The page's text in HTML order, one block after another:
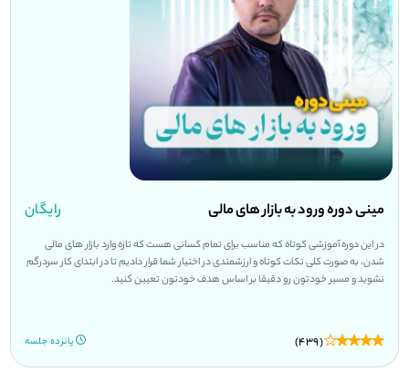
مینی دوره ورود به بازار های مالی رایگان
در این دوره آموزشی کوتاه که مناسب برای تمام کسانی هست که تازه وارد بازار های مالی
شدن، به صورت کلی نکات کوتاه و ارزشمندی در اختیار شما قرار دادیم تا در ابتدای کار سردرگم
نشوید و مسیر خودتون رو دقیقا بر اساس هدف خودتون تعیین کنید.
(439) پانزده جلسه